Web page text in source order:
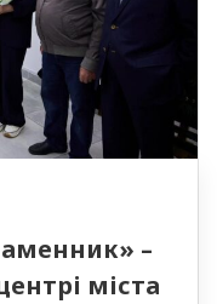
–
міста